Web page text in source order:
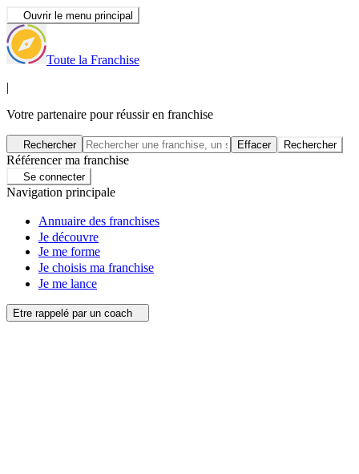
Ouvrir le menu principal
Toute la Franchise
|
Votre partenaire pour réussir en franchise
Rechercher Effacer Rechercher
Référencer ma franchise
Se connecter
Navigation principale
Annuaire des franchises
Je découvre
Je me forme
Je choisis ma franchise
Je me lance
Etre rappelé par un coach